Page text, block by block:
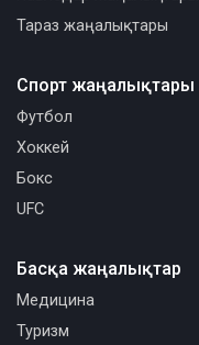
Тараз жаңалықтары
Спорт жаңалықтары
Футбол
Хоккей
Бокс
UFC
Басқа жаңалықтар
Медицина
Туризм